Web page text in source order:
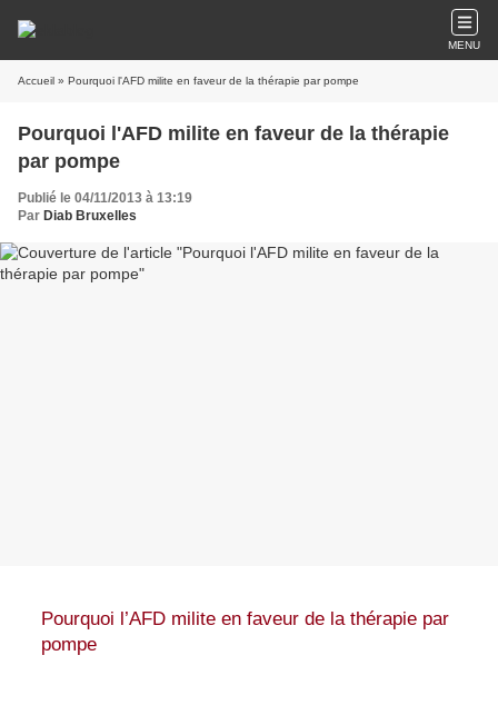
MENU
Accueil » Pourquoi l'AFD milite en faveur de la thérapie par pompe
Pourquoi l'AFD milite en faveur de la thérapie
par pompe
Publié le 04/11/2013 à 13:19
Par Diab Bruxelles
Pourquoi l’AFD milite en faveur de la thérapie par
pompe